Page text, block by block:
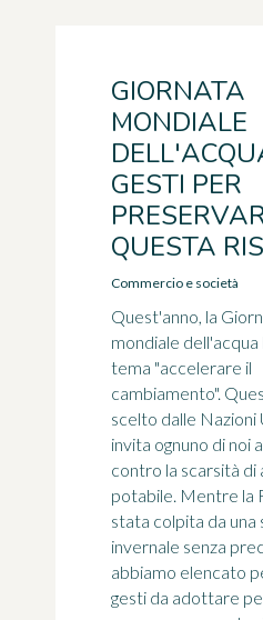
GIORNATA
MONDIALE
GESTI PER
QUESTA
Commercio e società
Quest'anno, la
mondiale dell'acqua
tema "accelerare il
cambiamento".
scelto dalle Nazioni
invita ognuno di noi
contro la scarsità di
potabile. Mentre la
stata colpita da una
invernale senza
abbiamo elencato
gesti da adottare